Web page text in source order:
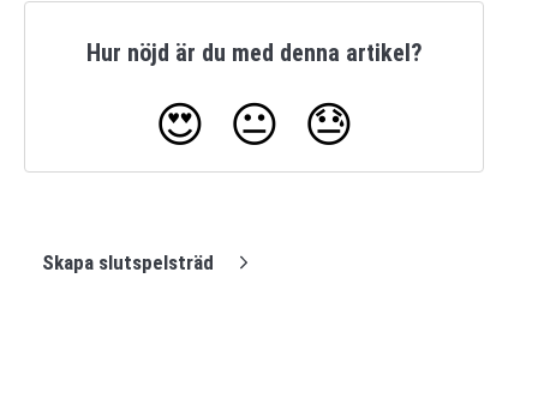
Hur nöjd är du med denna artikel?
😍 😐 😓
Skapa slutspelsträd